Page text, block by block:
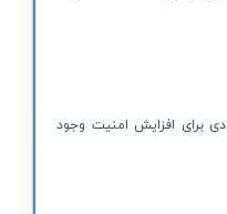
برای افزایش امنیت وجود